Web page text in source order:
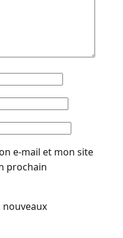
e-mail et mon site
prochain
nouveaux